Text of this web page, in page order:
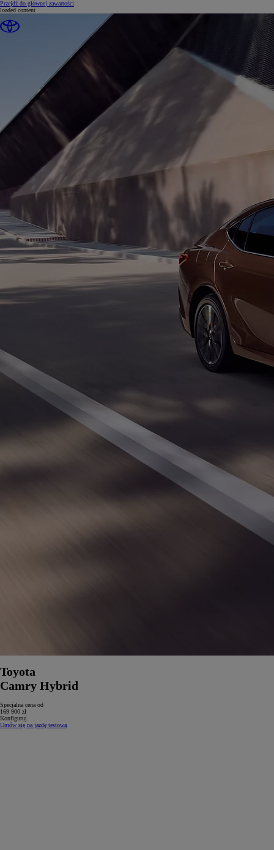
Przejdź do głównej zawartości
loaded content
Toyota
Camry Hybrid
Specjalna cena od
169 900 zł
Konfiguruj
Umów się na jazdę testową